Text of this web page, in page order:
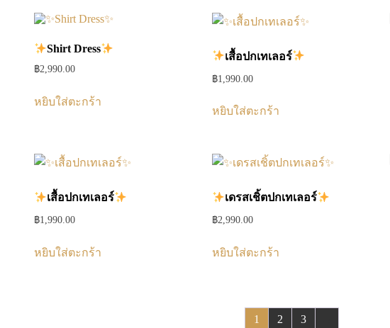
Shirt Dress
฿2,990.00
หยิบใส่ตะกร้า
เสื้อปกเทเลอร์
฿1,990.00
หยิบใส่ตะกร้า
เสื้อปกเทเลอร์
฿1,990.00
หยิบใส่ตะกร้า
เดรสเชิ้ตปกเทเลอร์
฿2,990.00
หยิบใส่ตะกร้า
1 2 3